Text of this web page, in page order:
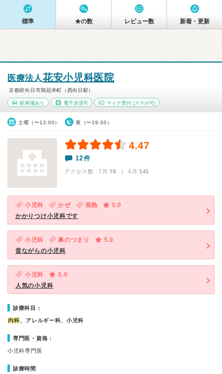
標準 ★の数 レビュー数 新着・更新
医療法人花安小児科医院
京都府向日市鶏冠井町（西向日駅）
駐車場あり 電子決済可 マイナ受付 (スマホ可)
土曜（〜12:00） 夜（〜19:30）
4.47
12件
アクセス数 7月:76 | 6月:141
小児科 かぜ 発熱
5.0
かかりつけ小児科です
小児科 鼻のつまり
5.0
昔ながらの小児科
小児科
5.0
人気の小児科
診療科目：
内科、アレルギー科、小児科
専門医・資格：
小児科専門医
診療時間